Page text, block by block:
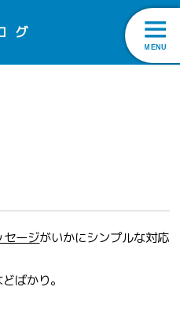
グ
セージがいかにシンプルな対応
ばかり。